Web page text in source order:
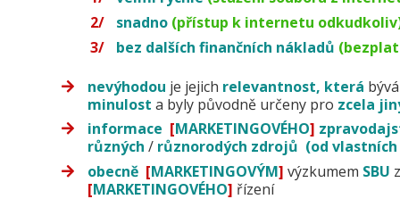
snadno (přístup k internetu
bez dalších finančních nákladů
nevýhodou je jejich relevantnost, která
minulost a byly původně určeny pro zcela
informace [MARKETINGOVÉHO]
různých / různorodých zdrojů (od
obecně [MARKETINGOVÝM] výzkumem SBU
[MARKETINGOVÉHO] řízení